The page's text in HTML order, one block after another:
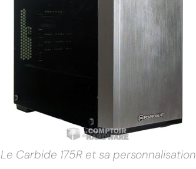
Le Carbide 175R et sa personnalisation